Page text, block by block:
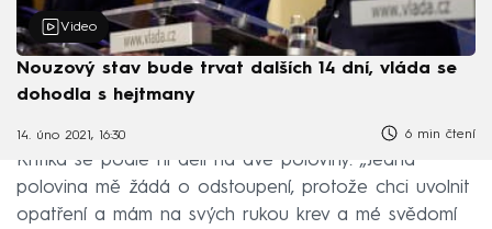
Video
Nouzový stav bude trvat dalších 14 dní, vláda se
dohodla s hejtmany
14. úno 2021, 16:30 6 min čtení
Kritika se podle ní dělí na dvě poloviny. „Jedna
polovina mě žádá o odstoupení, protože chci uvolnit
opatření a mám na svých rukou krev a mé svědomí